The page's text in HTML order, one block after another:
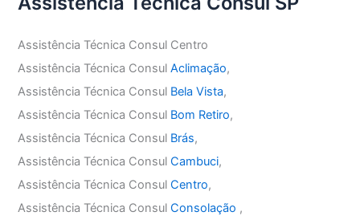
Assistência Técnica Consul Centro
Assistência Técnica ConsulAclimação,
Assistência Técnica Consul Bela Vista,
Assistência Técnica Consul Bom Retiro,
Assistência Técnica Consul Brás,
Assistência Técnica ConsulCambuci,
Assistência Técnica ConsulCentro,
Assistência Técnica ConsulConsolação ,